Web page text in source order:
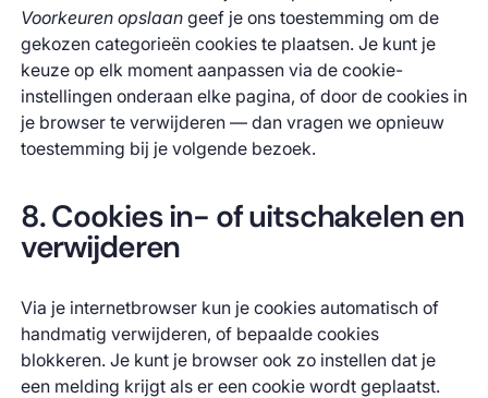
Voorkeuren opslaangeef je ons toestemming om de
gekozen categorieën cookies te plaatsen. Je kunt je
keuze op elk moment aanpassen via de cookie-
instellingen onderaan elke pagina, of door de cookies in
je browser te verwijderen — dan vragen we opnieuw
toestemming bij je volgende bezoek.
8. Cookies in- of uitschakelen en
verwijderen
Via je internetbrowser kun je cookies automatisch of
handmatig verwijderen, of bepaalde cookies
blokkeren. Je kunt je browser ook zo instellen dat je
een melding krijgt als er een cookie wordt geplaatst.